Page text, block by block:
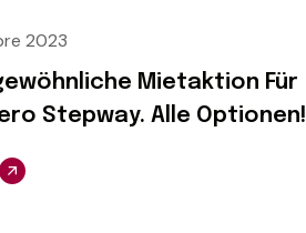
2023
Mietaktion Für
Stepway. Alle Optionen!